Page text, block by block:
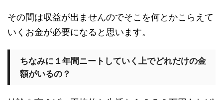
その間は収益が出ませんのでそこを何とかこらえて
いくお金が必要になると思います。
ちなみに１年間ニートしていく上でどれだけの金
額がいるの？